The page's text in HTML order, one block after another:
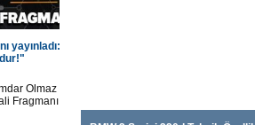
yayınladı: